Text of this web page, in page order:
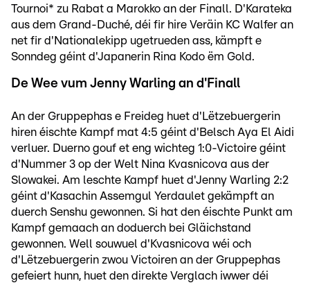
Tournoi* zu Rabat a Marokko an der Finall. D'Karateka
aus dem Grand-Duché, déi fir hire Veräin KC Walfer an
net fir d'Nationalekipp ugetrueden ass, kämpft e
Sonndeg géint d'Japanerin Rina Kodo ëm Gold.
De Wee vum Jenny Warling an d'Finall
An der Gruppephas e Freideg huet d'Lëtzebuergerin
hiren éischte Kampf mat 4:5 géint d'Belsch Aya El Aidi
verluer. Duerno gouf et eng wichteg 1:0-Victoire géint
d'Nummer 3 op der Welt Nina Kvasnicova aus der
Slowakei. Am leschte Kampf huet d'Jenny Warling 2:2
géint d'Kasachin Assemgul Yerdaulet gekämpft an
duerch Senshu gewonnen. Si hat den éischte Punkt am
Kampf gemaach an doduerch bei Gläichstand
gewonnen. Well souwuel d'Kvasnicova wéi och
d'Lëtzebuergerin zwou Victoiren an der Gruppephas
gefeiert hunn, huet den direkte Verglach iwwer déi